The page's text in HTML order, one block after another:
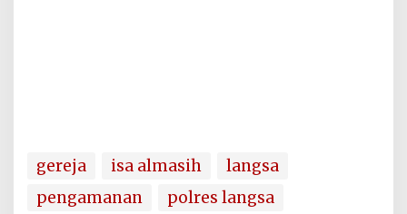
gereja isa almasih
langsa
pengamanan
polres langsa